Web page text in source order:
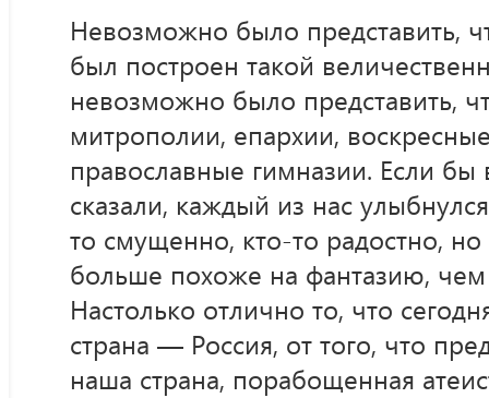
Невозможно было представить,
был построен такой
невозможно было представить,
митрополии, епархии,
православные гимназии. Если
сказали, каждый из нас
то смущенно, кто-то радостно, но
больше похоже на фантазию, чем
Настолько отлично то, что
страна — Россия, от того, что
наша страна, порабощенная